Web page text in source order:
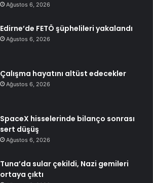
Ağustos 6, 2026
Edirne’de FETÖ şüphelileri yakalandı
Ağustos 6, 2026
Çalışma hayatını altüst edecekler
Ağustos 6, 2026
SpaceX hisselerinde bilanço sonrası
sert düşüş
Ağustos 6, 2026
Tuna’da sular çekildi, Nazi gemileri
ortaya çıktı